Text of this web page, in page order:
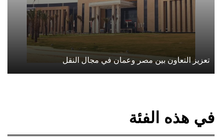
تعزيز التعاون بين مصر وعمان في مجال النقل
في هذه الفئة